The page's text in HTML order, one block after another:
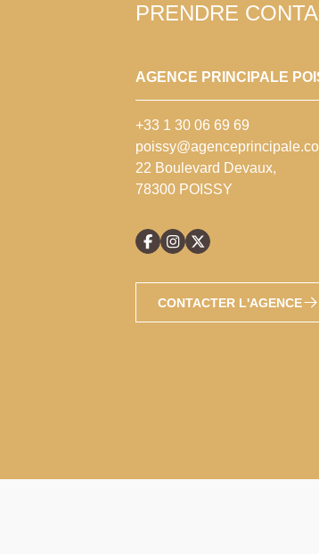
PRENDRE
AGENCE PRINCIPALE
+33 1 30 06 69 69
22 Boulevard Devaux,
78300 POISSY
CONTACTER L'AGENCE